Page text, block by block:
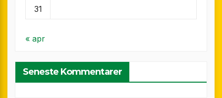
31
« apr
Seneste Kommentarer